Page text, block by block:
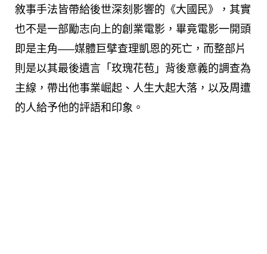
敘事手法皆帶給後世深刻影響的《大國民》，其實
也不是一部勵志向上的創業電影，畢竟電影一開頭
即是主角—–媒體巨擘查理凱恩的死亡，而整部片
則是以其最後遺言「玫瑰花苞」背後意義的調查為
主線，帶出他事業崛起、人生大起大落，以及周遭
的人給予他的評語和印象。